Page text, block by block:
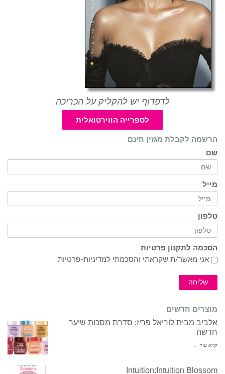
לדפדוף יש להקליק על הכריכה
לספרייה הווירטואלית
הרשמה לקבלת מגזין חינם
שם
מייל
טלפון
הסכמה לתקנון פרטיות
אני מאשר/ת שקראתי והסכמתי למדיניות-פרטיות
שליחה
מוצרים חדשים
אלביב מבית לוריאל פריז: סדרת מסכות שיער
חדשה
קרא עוד ←
Intuition:Intuition Blossom